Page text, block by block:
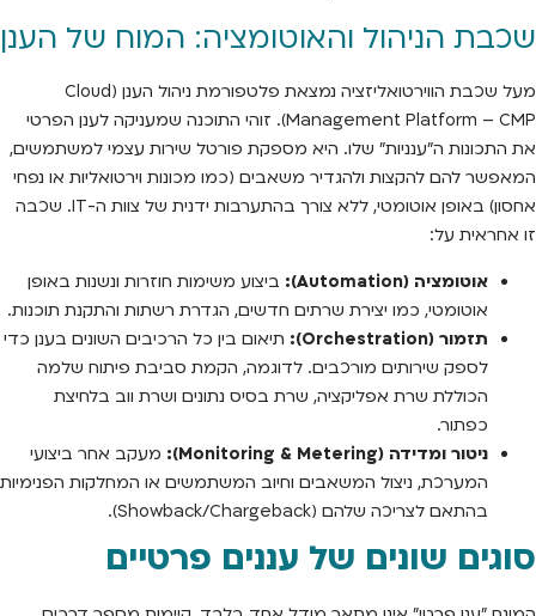
שכבת הניהול והאוטומציה: המוח של הענן
מעל שכבת הווירטואליזציה נמצאת פלטפורמת ניהול הענן (Cloud
Management Platform – CMP). זוהי התוכנה שמעניקה לענן הפרטי
את התכונות ה"ענניות" שלו. היא מספקת פורטל שירות עצמי למשתמשים,
המאפשר להם להקצות ולהגדיר משאבים (כמו מכונות וירטואליות או נפחי
אחסון) באופן אוטומטי, ללא צורך בהתערבות ידנית של צוות ה-IT. שכבה
זו אחראית על:
אוטומציה (Automation):
ביצוע משימות חוזרות ונשנות באופן
אוטומטי, כמו יצירת שרתים חדשים, הגדרת רשתות והתקנת תוכנות.
תזמור (Orchestration):
תיאום בין כל הרכיבים השונים בענן כדי
לספק שירותים מורכבים. לדוגמה, הקמת סביבת פיתוח שלמה
הכוללת שרת אפליקציה, שרת בסיס נתונים ושרת ווב בלחיצת
כפתור.
ניטור ומדידה (Monitoring & Metering):
מעקב אחר ביצועי
המערכת, ניצול המשאבים וחיוב המשתמשים או המחלקות הפנימיות
בהתאם לצריכה שלהם (Showback/Chargeback).
סוגים שונים של עננים פרטיים